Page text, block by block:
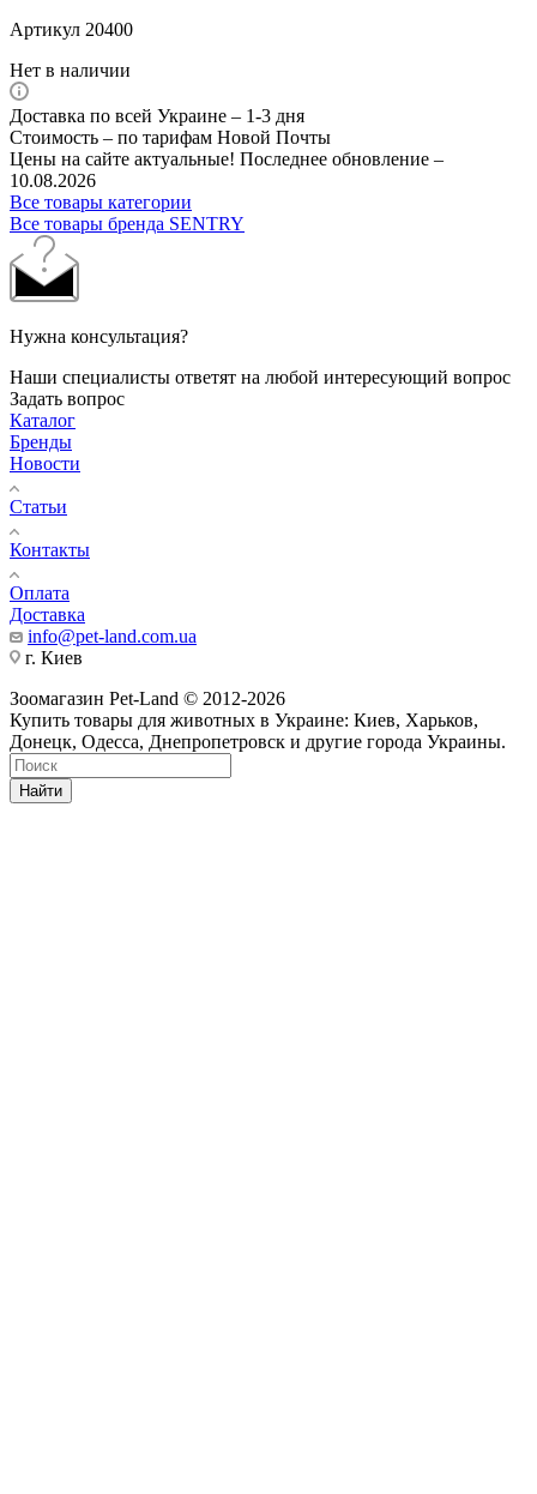
Артикул 20400
Нет в наличии
Доставка по всей Украине – 1-3 дня
Стоимость – по тарифам Новой Почты
Цены на сайте актуальные! Последнее обновление –
10.08.2026
Все товары категории
Все товары бренда SENTRY
Нужна консультация?
Наши специалисты ответят на любой интересующий вопрос
Задать вопрос
Каталог
Бренды
Новости
Статьи
Контакты
Оплата
Доставка
info@pet-land.com.ua
г. Киев
Зоомагазин Pet-Land © 2012-2026
Купить товары для животных в Украине: Киев, Харьков,
Донецк, Одесса, Днепропетровск и другие города Украины.
Найти